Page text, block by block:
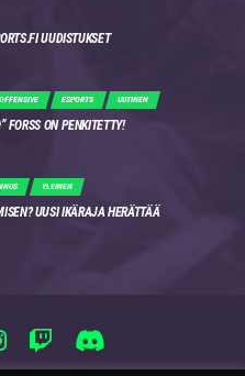
UUDISTUKSET
ESPORTS UUTINEN
FORSS ON PENKITETTY!
YLEINEN
UUSI IKÄRAJA HERÄTTÄÄ